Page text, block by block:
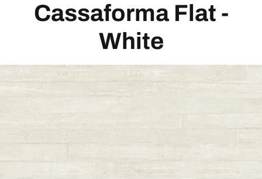
Cassaforma Flat -
White